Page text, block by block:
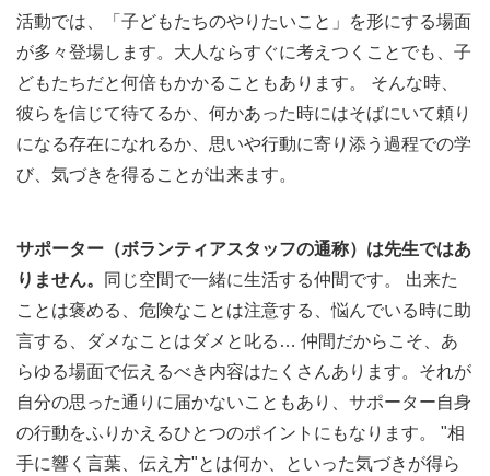
活動では、「子どもたちのやりたいこと」を形にする場面
が多々登場します。大人ならすぐに考えつくことでも、子
どもたちだと何倍もかかることもあります。 そんな時、
彼らを信じて待てるか、何かあった時にはそばにいて頼り
になる存在になれるか、思いや行動に寄り添う過程での学
び、気づきを得ることが出来ます。
サポーター（ボランティアスタッフの通称）は先生ではあ
りません。
同じ空間で一緒に生活する仲間です。 出来た
ことは褒める、危険なことは注意する、悩んでいる時に助
言する、ダメなことはダメと叱る… 仲間だからこそ、あ
らゆる場面で伝えるべき内容はたくさんあります。それが
自分の思った通りに届かないこともあり、サポーター自身
の行動をふりかえるひとつのポイントにもなります。 "相
手に響く言葉、伝え方"とは何か、といった気づきが得ら